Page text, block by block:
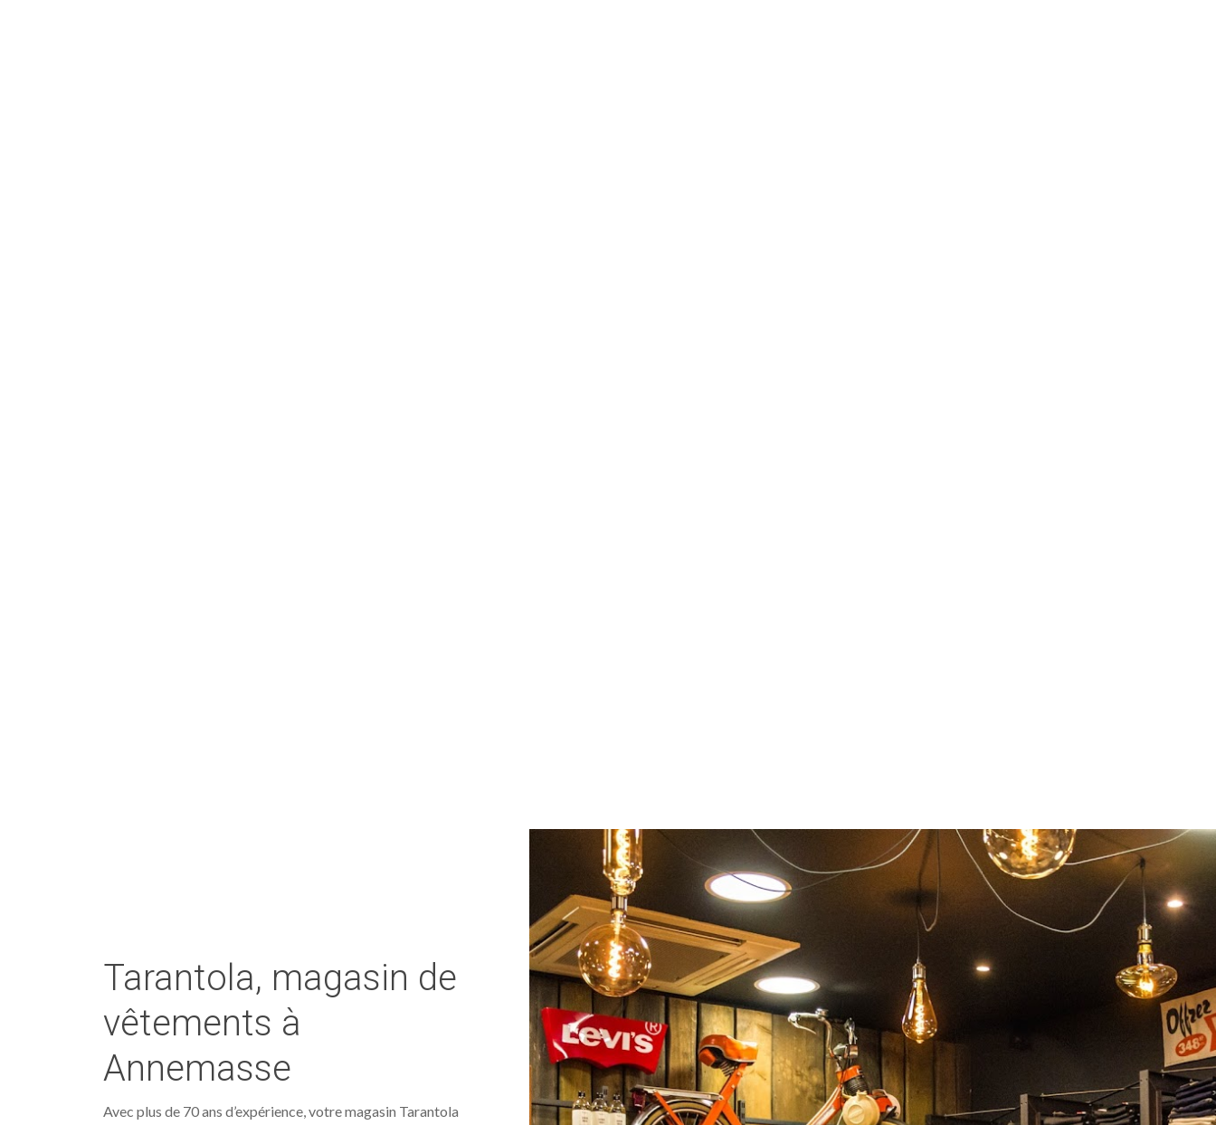
Tarantola, magasin de
vêtements à
Annemasse
Avec plus de 70 ans d’expérience, votre magasin Tarantola